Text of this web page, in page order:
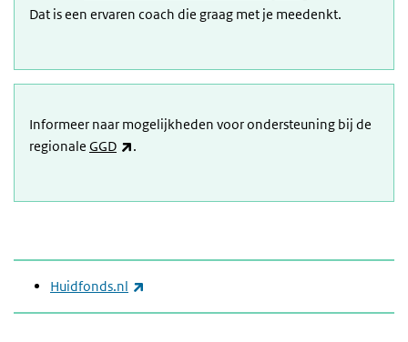
Dat is een ervaren coach die graag met je meedenkt.
Informeer naar mogelijkheden voor ondersteuning bij de
regionale GGD (link is external)
.
Huidfonds.nl